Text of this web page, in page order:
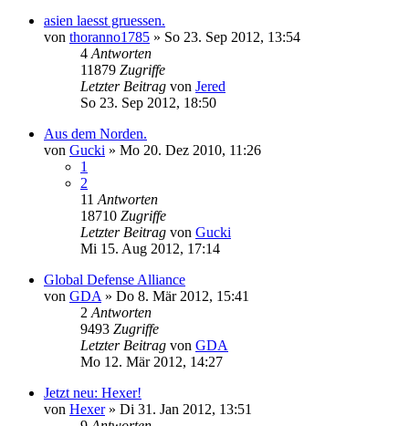
asien laesst gruessen.
von thoranno1785 » So 23. Sep 2012, 13:54
4 Antworten
11879 Zugriffe
Letzter Beitrag von Jered
So 23. Sep 2012, 18:50
Aus dem Norden.
von Gucki » Mo 20. Dez 2010, 11:26
1
2
11 Antworten
18710 Zugriffe
Letzter Beitrag von Gucki
Mi 15. Aug 2012, 17:14
Global Defense Alliance
von GDA » Do 8. Mär 2012, 15:41
2 Antworten
9493 Zugriffe
Letzter Beitrag von GDA
Mo 12. Mär 2012, 14:27
Jetzt neu: Hexer!
von Hexer» Di 31. Jan 2012, 13:51